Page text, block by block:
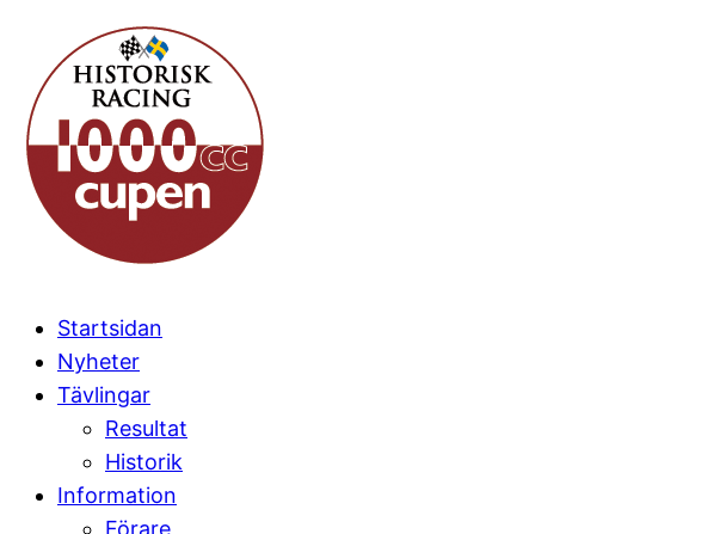
Startsidan
Nyheter
Tävlingar
Resultat
Historik
Information
Förare